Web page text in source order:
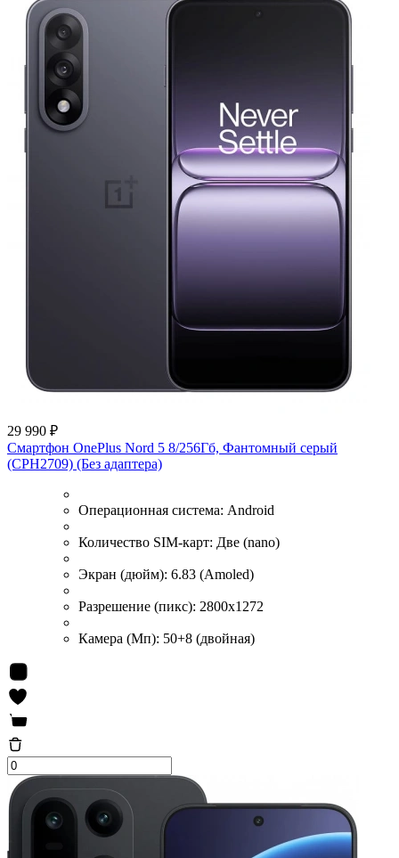
29 990 ₽
Смартфон OnePlus Nord 5 8/256Гб, Фантомный серый
(CPH2709) (Без адаптера)
Операционная система: Android
Количество SIM-карт: Две (nano)
Экран (дюйм): 6.83 (Amoled)
Разрешение (пикс): 2800x1272
Камера (Мп): 50+8 (двойная)